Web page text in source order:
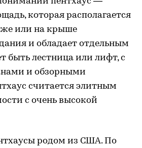
которая располагается
или на крыше
и обладает отдельным
быть лестница или лифт, с
и обзорными
считается элитным
с очень высокой
родом из США. По